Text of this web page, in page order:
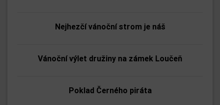
Nejhezčí vánoční strom je náš
Vánoční výlet družiny na zámek Loučeň
Poklad Černého piráta